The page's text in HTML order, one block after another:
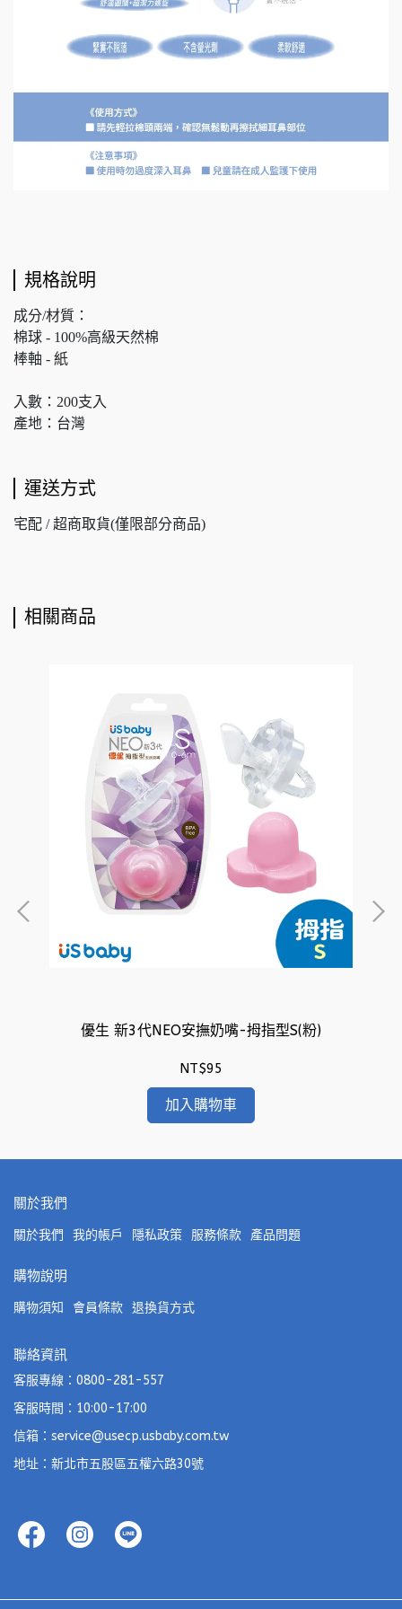
規格說明
成分/材質：
棉球 - 100%高級天然棉
棒軸 - 紙
入數：200支入
產地：台灣
運送方式
宅配 / 超商取貨(僅限部分商品)
相關商品
優生 新3代NEO安撫奶嘴-拇指型S(粉)
NT$95
加入購物車
關於我們
關於我們 我的帳戶 隱私政策 服務條款 產品問題
購物說明
購物須知 會員條款 退換貨方式
聯絡資訊
客服專線：0800-281-557
客服時間：10:00-17:00
信箱：service@usecp.usbaby.com.tw
地址：新北市五股區五權六路30號